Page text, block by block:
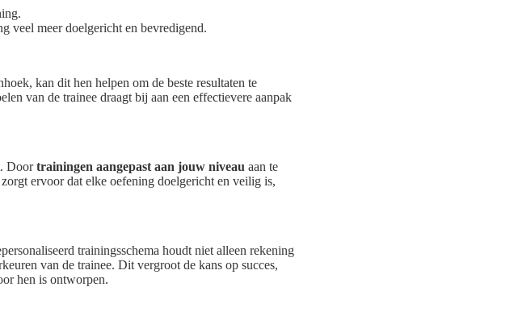
veel meer doelgericht en bevredigend.
kan dit hen helpen om de beste resultaten te
van de trainee draagt bij aan een effectievere aanpak
Doortrainingen aangepast aan jouw niveau aan te
ervoor dat elke oefening doelgericht en veilig is,
trainingsschema houdt niet alleen rekening
van de trainee. Dit vergroot de kans op succes,
hen is ontworpen.